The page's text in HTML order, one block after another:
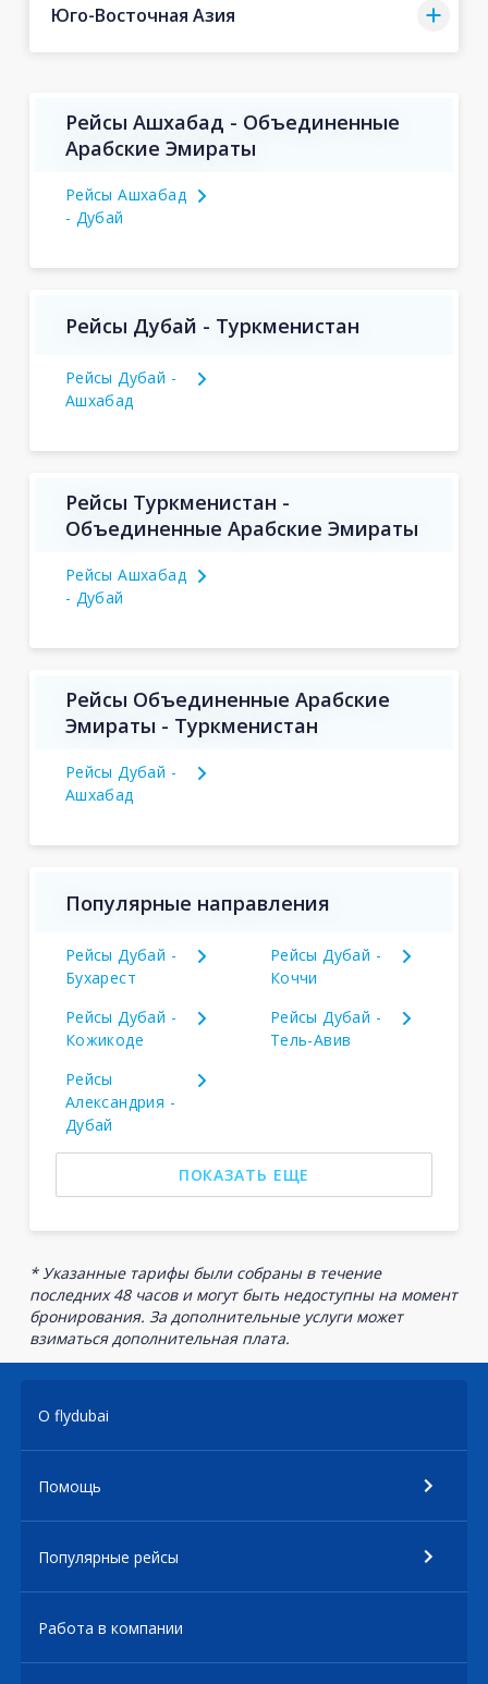
Юго-Восточная Азия
Рейсы Ашхабад - Объединенные
Арабские Эмираты
Рейсы Ашхабад
- Дубай
Рейсы Дубай - Туркменистан
Рейсы Дубай -
Ашхабад
Рейсы Туркменистан -
Объединенные Арабские Эмираты
Рейсы Ашхабад
- Дубай
Рейсы Объединенные Арабские
Эмираты - Туркменистан
Рейсы Дубай -
Ашхабад
Популярные направления
Рейсы Дубай -
Бухарест
Рейсы Дубай -
Коччи
Рейсы Дубай -
Кожикоде
Рейсы Дубай -
Тель-Авив
Рейсы
Александрия -
Дубай
ПОКАЗАТЬ ЕЩЕ
* Указанные тарифы были собраны в течение
последних 48 часов и могут быть недоступны на момент
бронирования. За дополнительные услуги может
взиматься дополнительная плата.
О flydubai
Помощь
Популярные рейсы
Работа в компании